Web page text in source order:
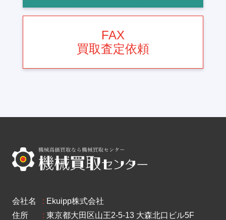
FAX
買取査定依頼
会社名 : Ekuipp株式会社
住所
: 東京都大田区山王2-5-13 大森北口ビル5F